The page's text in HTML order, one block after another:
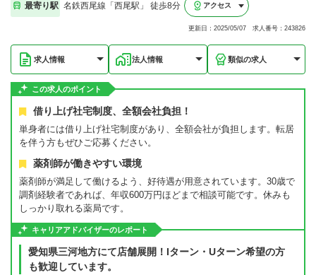
最寄り駅 名鉄西尾線「西尾駅」 徒歩8分 アクセス
更新日：2025/05/07 求人番号：243826
求人情報 法人情報 類似の求人
この求人のポイント
借り上げ社宅制度、全額会社負担！
単身者には借り上げ社宅制度があり、全額会社が負担します。転居
を伴う方もぜひご応募ください。
薬剤師が働きやすい環境
薬剤師が満足して働けるよう、好待遇が用意されています。30歳で
調剤経験者であれば、年収600万円ほどまで相談可能です。休みも
しっかり取れる薬局です。
キャリアアドバイザーのレポート
愛知県三河地方にて店舗展開！Iターン・Uターン希望の方
も歓迎しています。